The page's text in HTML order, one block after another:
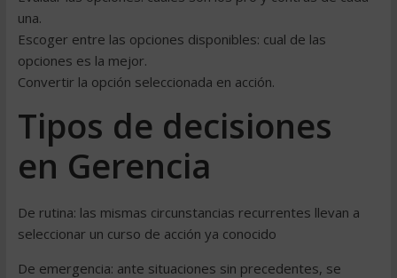
una.
Escoger entre las opciones disponibles: cual de las
opciones es la mejor.
Convertir la opción seleccionada en acción.
Tipos de decisiones
en Gerencia
De rutina: las mismas circunstancias recurrentes llevan a
seleccionar un curso de acción ya conocido
De emergencia: ante situaciones sin precedentes, se